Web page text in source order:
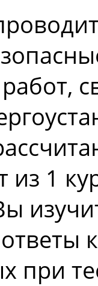
из 1
при